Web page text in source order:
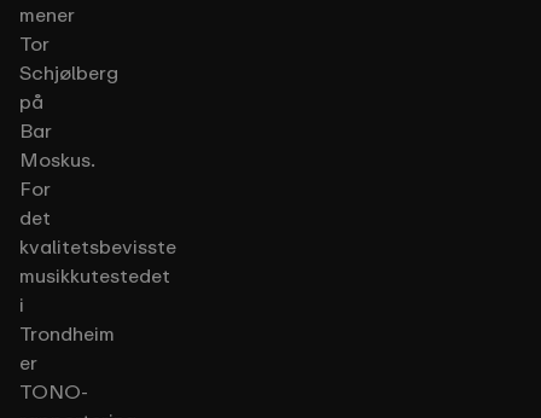
mener
Tor
Schjølberg
på
Bar
Moskus.
For
det
kvalitetsbevisste
musikkutestedet
i
Trondheim
er
TONO-